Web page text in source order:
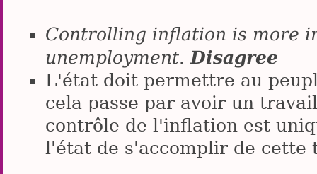
Controlling inflation is more
unemployment.Disagree
L'état doit permettre au
cela passe par avoir un
contrôle de l'inflation est
l'état de s'accomplir de cette